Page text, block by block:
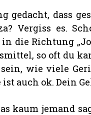
gedacht, dass
Vergiss es.
die Richtung
so oft du
wie viele
ist auch ok. Dein
kaum jemand